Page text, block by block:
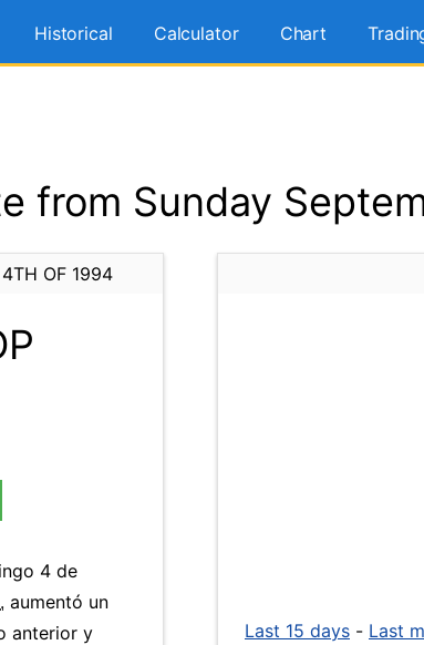
Historical Calculator Chart
from Sunday
4TH OF 1994
4 de
aumentó un
anterior y
Last 15 days - Last